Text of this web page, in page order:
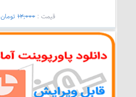
قيمت : 12,000تومان